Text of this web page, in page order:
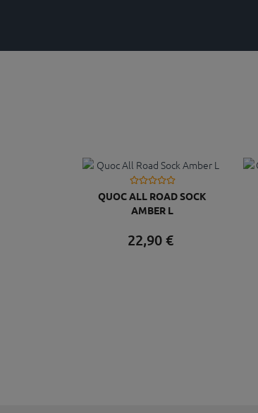
QUOC ALL ROAD SOCK
AMBER L
22,90€